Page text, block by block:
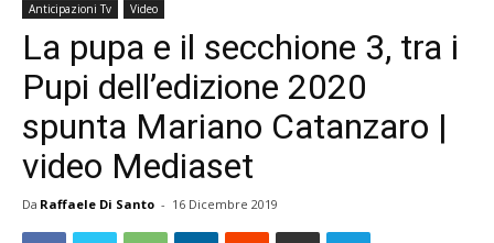
Anticipazioni Tv Video
La pupa e il secchione 3, tra i
Pupi dell’edizione 2020
spunta Mariano Catanzaro |
video Mediaset
Da Raffaele Di Santo - 16 Dicembre 2019